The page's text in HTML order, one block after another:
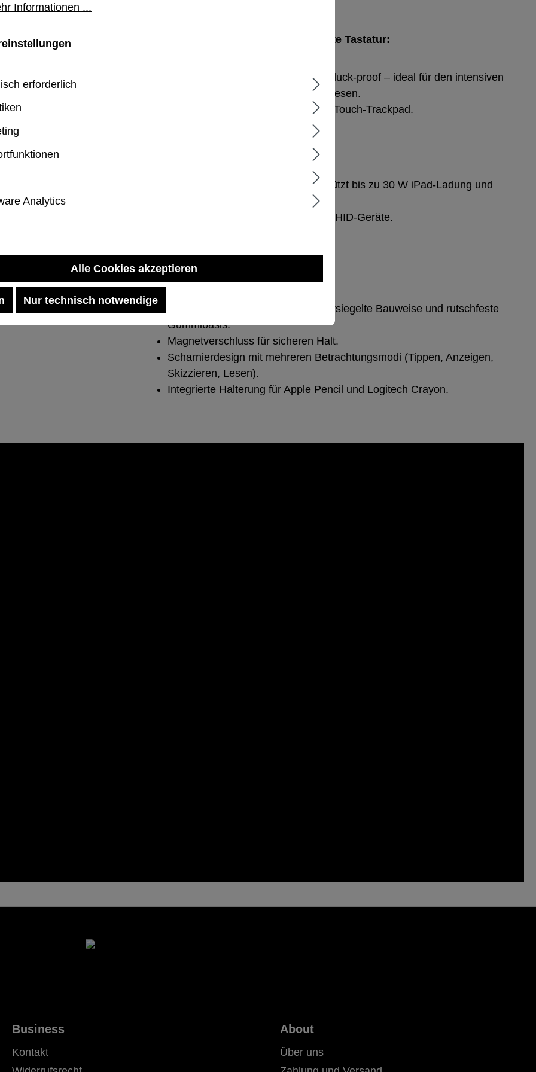
Vollformatige, spritzwassergeschützte Tastatur:
Leicht zu reinigen, versiegelt und pluck‑proof – ideal für den intensiven
täglichen Einsatz im Gesundheitswesen.
Inklusive reaktionsschnellem Multi‑Touch‑Trackpad.
USB‑C‑Pass‑Through‑Port unterstützt bis zu 30 W iPad‑Ladung und
USB‑A‑Port für Mäuse und andere HID‑Geräte.
3,5‑mm‑Audioanschluss.
Robuste Konstruktion:
Erhöhter Displayschutzrahmen, versiegelte Bauweise und rutschfeste
Gummibasis.
Magnetverschluss für sicheren Halt.
Scharnierdesign mit mehreren Betrachtungsmodi (Tippen, Anzeigen,
Skizzieren, Lesen).
Integrierte Halterung für Apple Pencil und Logitech Crayon.
Business
Kontakt
About
Über uns
Informationen ...
erforderlich
Analytics
Alle Cookies akzeptieren
Nur technisch notwendige